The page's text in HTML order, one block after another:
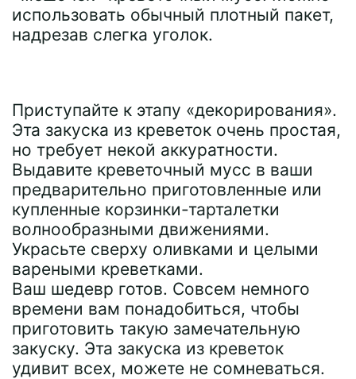
использовать обычный плотный пакет,
надрезав слегка уголок.
Приступайте к этапу «декорирования».
Эта закуска из креветок очень простая,
но требует некой аккуратности.
Выдавите креветочный мусс в ваши
предварительно приготовленные или
купленные корзинки-тарталетки
волнообразными движениями.
Украсьте сверху оливками и целыми
вареными креветками.
Ваш шедевр готов. Совсем немного
времени вам понадобиться, чтобы
приготовить такую замечательную
закуску. Эта закуска из креветок
удивит всех, можете не сомневаться.